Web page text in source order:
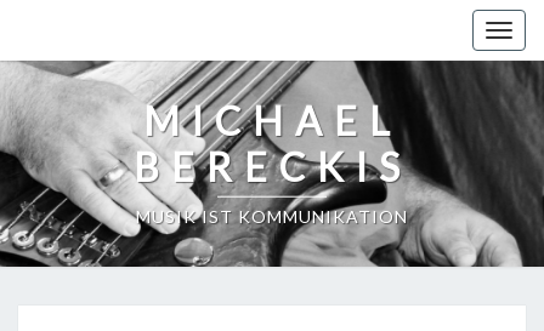
content
MICHAEL
BERECKIS
MUSIK IST KOMMUNIKATION